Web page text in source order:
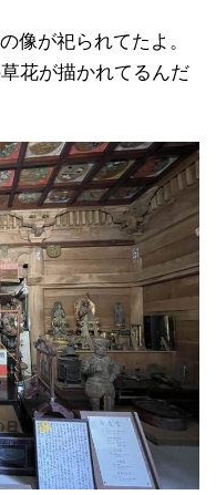
像が祀られてたよ。
花が描かれてるんだ